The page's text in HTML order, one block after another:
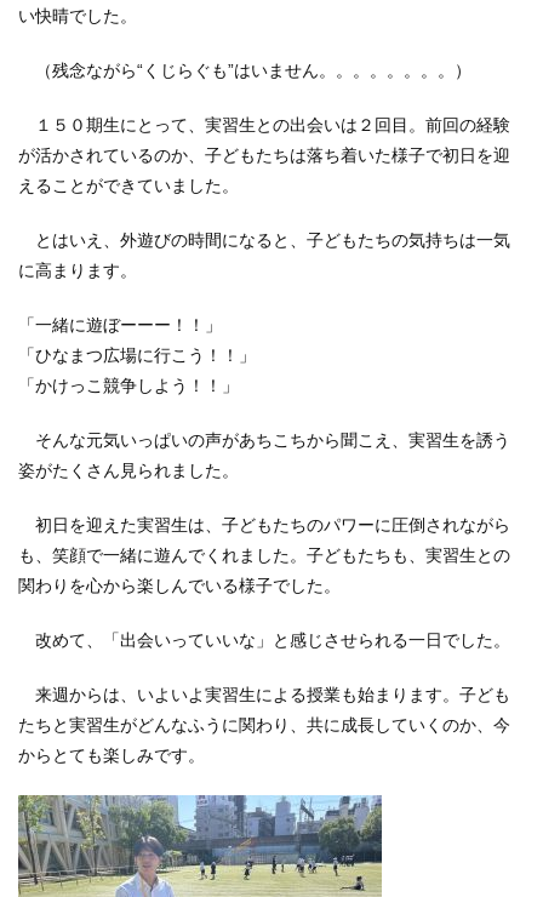
い快晴でした。
（残念ながら“くじらぐも”はいません。。。。。。。。）
１５０期生にとって、実習生との出会いは２回目。前回の経験
が活かされているのか、子どもたちは落ち着いた様子で初日を迎
えることができていました。
とはいえ、外遊びの時間になると、子どもたちの気持ちは一気
に高まります。
「一緒に遊ぼーーー！！」
「ひなまつ広場に行こう！！」
「かけっこ競争しよう！！」
そんな元気いっぱいの声があちこちから聞こえ、実習生を誘う
姿がたくさん見られました。
初日を迎えた実習生は、子どもたちのパワーに圧倒されながら
も、笑顔で一緒に遊んでくれました。子どもたちも、実習生との
関わりを心から楽しんでいる様子でした。
改めて、「出会いっていいな」と感じさせられる一日でした。
来週からは、いよいよ実習生による授業も始まります。子ども
たちと実習生がどんなふうに関わり、共に成長していくのか、今
からとても楽しみです。